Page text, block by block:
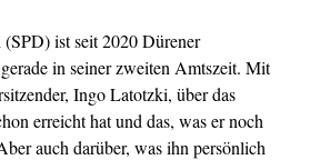
ist seit 2020 Dürener
in seiner zweiten Amtszeit. Mit
Ingo Latotzki, über das
erreicht hat und das, was er noch
auch darüber, was ihn persönlich